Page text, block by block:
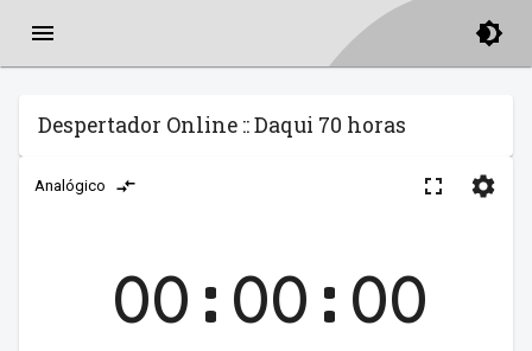
Despertador Online :: Daqui 70 horas
Analógico
00:00:00